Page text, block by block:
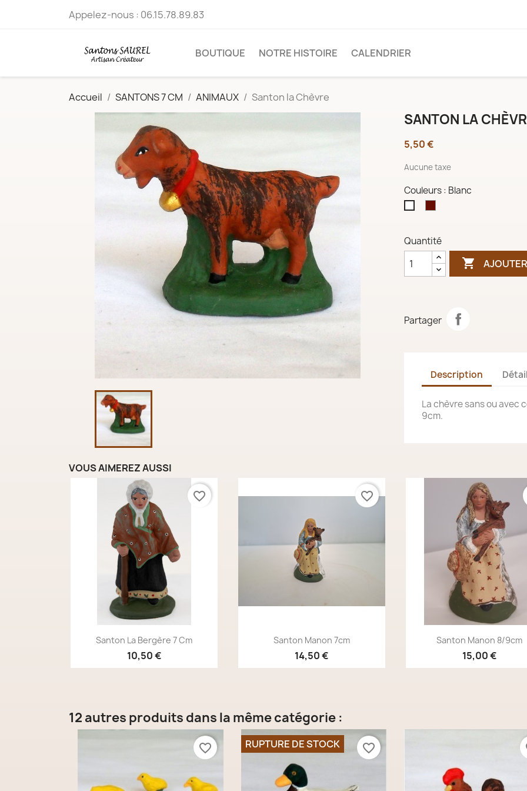
Appelez-nous : 06.15.78.89.83
BOUTIQUE NOTRE HISTOIRE CALENDRIER
Accueil SANTONS 7 CM ANIMAUX Santon la Chèvre
SANTON LA
5,50 €
Aucune taxe
Couleurs : Blanc
Quantité

Partager
Description
La chèvre sans ou avec
9cm.
VOUS AIMEREZ AUSSI
Aperçu rapide
Santon La Bergère 7 Cm
10,50 €
favorite_border
Aperçu rapide
Santon Manon 7cm
14,50 €
favorite_border
Aperçu rapide
Santon Manon 8/9cm
15,00 €
12 autres produits dans la même catégorie :
favorite_border RUPTURE DE STOCK favorite_border